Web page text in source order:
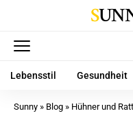
Lebensstil Gesundheit
Sunny » Blog » Hühner und